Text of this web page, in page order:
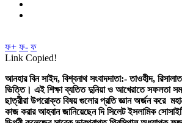
ফ+ ফ- ফ
Link Copied!
আনহার বিন সাইদ, বিশ্বনাথ সংবাদদাতা:- তাওহীদ,
ভিত্তি। এই শিক্ষা ব্যতিত দুনিয়া ও আখেরাতে সফলতা
ছাত্রীরা উপরোক্ত বিষয় গুলোর প্রতি জ্ঞান অর্জন করে
কাজ করার আহবান জানিয়েছেন দি সিলেট ইসলামিক